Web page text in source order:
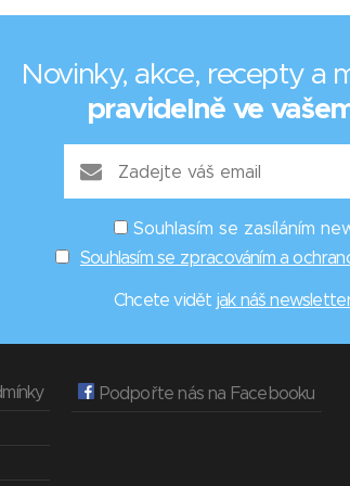
Novinky, akce, recepty a
pravidelně ve
Souhlasím se zasíláním
Souhlasím se zpracováním a
Chcete vidět jak náš
Podpořte nás na Facebooku